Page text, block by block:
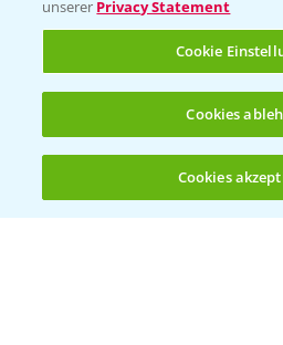
(noch
KONTAKT
Hilfe in Notfällen
+49 (0)214/30-
unserer Privacy Statement
Cookie
Cookies
Cookies